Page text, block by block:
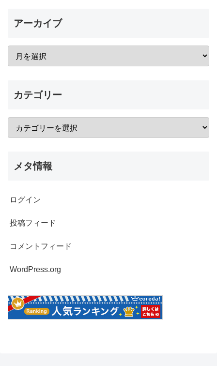
アーカイブ
カテゴリー
メタ情報
ログイン
投稿フィード
コメントフィード
WordPress.org